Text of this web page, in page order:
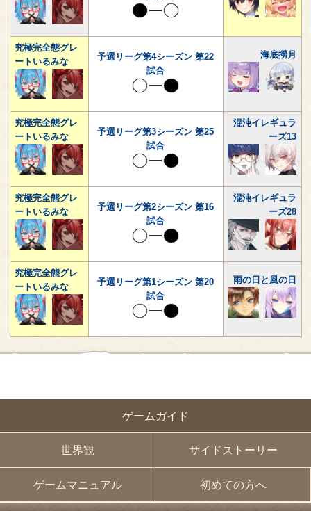
ゲームガイド
世界観 サイドストーリー
ゲームマニュアル 初めての方へ
究極完全態グレ
ートいるみな
予選リーグ第4シーズン 第22
試合
海底撈月
究極完全態グレ
ートいるみな
予選リーグ第3シーズン 第25
試合
混沌イレギュラ
ーズ13
究極完全態グレ
ートいるみな
予選リーグ第2シーズン 第16
試合
混沌イレギュラ
ーズ28
究極完全態グレ
ートいるみな
予選リーグ第1シーズン 第20
試合
雨の日と風の日